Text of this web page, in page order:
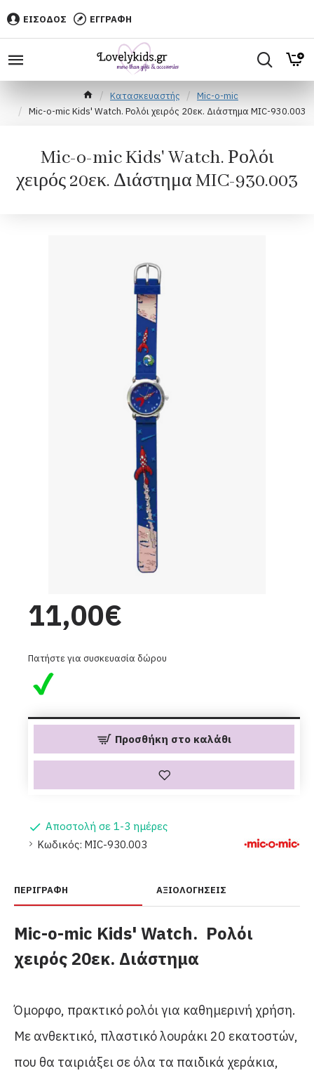
ΕΙΣΟΔΟΣ ΕΓΓΡΑΦΗ
Κατασκευαστής
Mic-o-mic
Mic-o-mic Kids' Watch. Ρολόι χειρός 20εκ. Διάστημα MIC-930.003
Mic-o-mic Kids' Watch. Ρολόι
χειρός 20εκ. Διάστημα MIC-930.003
Αποστολή σε 1-3 ημέρες
Κωδικός: MIC-930.003
11,00€
Πατήστε για συσκευασία δώρου
Προσθήκη στο καλάθι
ΠΕΡΙΓΡΑΦΉ ΑΞΙΟΛΟΓΉΣΕΙΣ
Mic-o-mic Kids' Watch. Ρολόι
χειρός 20εκ. Διάστημα
Όμορφο, πρακτικό ρολόι για καθημερινή χρήση.
Με ανθεκτικό, πλαστικό λουράκι 20 εκατοστών,
που θα ταιριάξει σε όλα τα παιδικά χεράκια,